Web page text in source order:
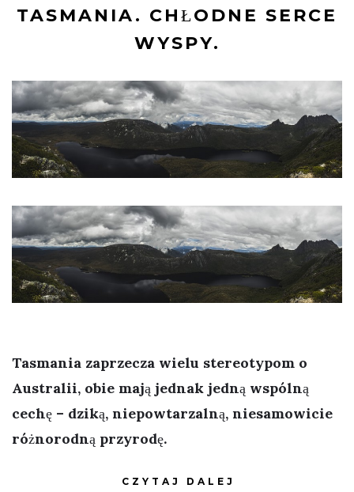
TASMANIA. CHŁODNE SERCE
WYSPY.
Tasmania zaprzecza wielu stereotypom o
Australii, obie mają jednak jedną wspólną
cechę – dziką, niepowtarzalną, niesamowicie
różnorodną przyrodę.
CZYTAJ DALEJ